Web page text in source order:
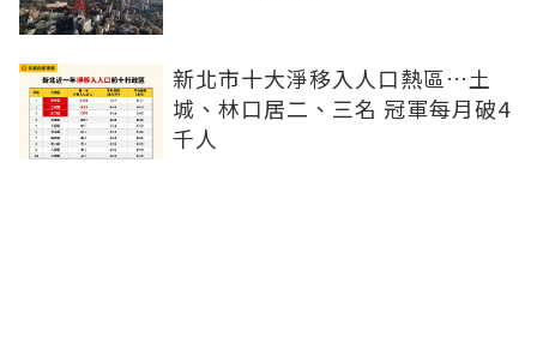
新北市十大淨移入人口熱區…土
城、林口居二、三名 冠軍每月破4
千人